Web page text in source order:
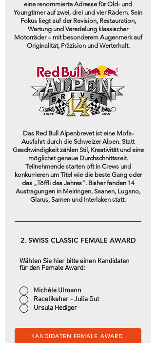
eine renommierte Adresse für Old- und
Youngtimer auf zwei, drei und vier Rädern. Sein
Fokus liegt auf der Revision, Restauration,
Wartung und Veredelung klassischer
Motorräder – mit besonderem Augenmerk auf
Originalität, Präzision und Werterhalt.
Das Red Bull Alpenbrevet ist eine Mofa-
Ausfahrt durch die Schweizer Alpen. Statt
Geschwindigkeit zählen Stil, Kreativität und eine
möglichst genaue Durchschnittszeit.
Teilnehmende starten oft in Crews und
konkurrieren um Titel wie die beste Gang oder
das „Töffli des Jahres“. Bisher fanden 14
Austragungen in Meiringen, Saanen, Lugano,
Glarus, Sarnen und Interlaken statt.
2. SWISS CLASSIC FEMALE AWARD
Wählen Sie hier bitte einen Kandidaten
für den Female Award:
Michèle Ulmann
Racelikeher - Julia Gut
Ursula Hediger
KANDIDATEN FEMALE AWARD